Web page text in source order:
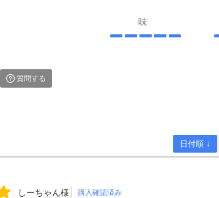
味
質問する
日付順 ↓
しーちゃん様 購入確認済み